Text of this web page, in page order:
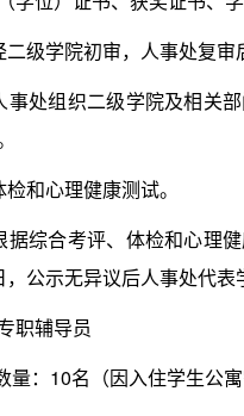
学院初审，人事处复审
组织二级学院及相关部
心理健康测试。
合考评、体检和心理健
公示无异议后人事处代表
辅导员
：10名（因入住学生公寓